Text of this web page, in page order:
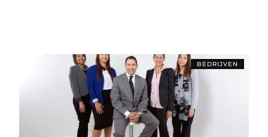
BEDRIJVEN